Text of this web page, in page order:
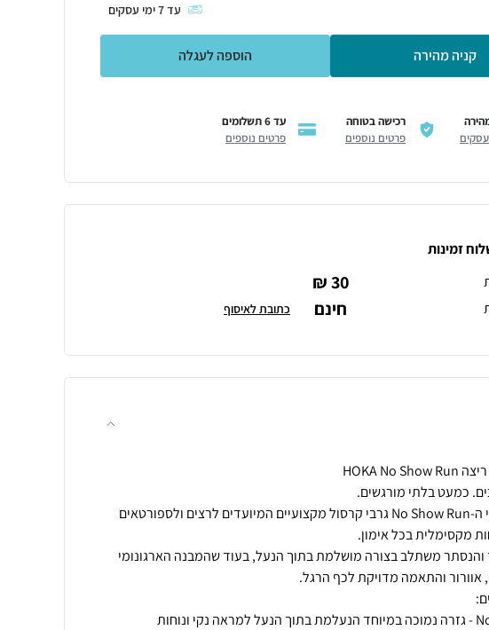
עד7ימי עסקים
קניה מהירה הוספה לעגלה
רכישה בטוחה
פרטים נוספים
עד 6 תשלומים
פרטים נוספים
זמינות
30 ₪
חינם כתובת לאיסוף
הכירו את גרבי ה-No Show Run גרבי קרסול מקצועיים המיועדים לרצים ולספורטאים
והנסתר משתלב בצורה מושלמת בתוך הנעל, בעוד שהמבנה הארגונומי
עיצוב No Show - גזרה נמוכה במיוחד הנעלמת בתוך הנעל למראה נקי ונוחות